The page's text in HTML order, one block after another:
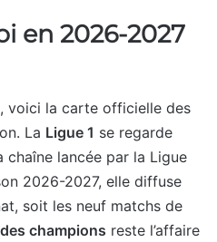
en 2026-2027
voici la carte officielle des
La Ligue 1 se regarde
chaîne lancée par la Ligue
2026-2027, elle diffuse
soit les neuf matchs de
champions reste l’affaire